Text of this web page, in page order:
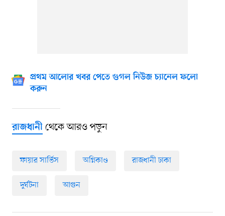
প্রথম আলোর খবর পেতে গুগল নিউজ চ্যানেল ফলো
করুন
রাজধানীথেকে আরও পড়ুন
ফায়ার সার্ভিস অগ্নিকাণ্ড রাজধানী ঢাকা
দুর্ঘটনা আগুন